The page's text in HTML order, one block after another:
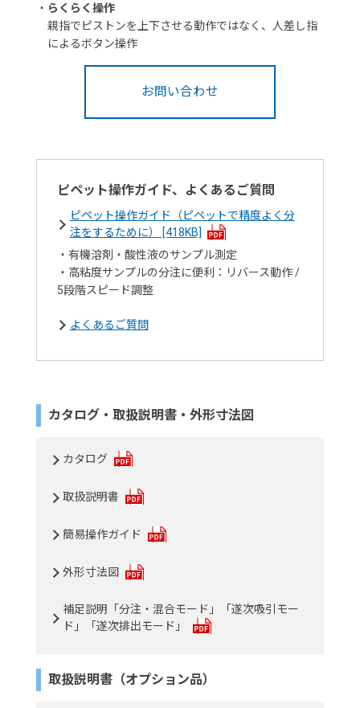
・ らくらく操作
親指でピストンを上下させる動作ではなく、人差し指
によるボタン操作
お問い合わせ
ピペット操作ガイド、よくあるご質問
ピペット操作ガイド（ピペットで精度よく分
注をするために）
[418KB]
・有機溶剤・酸性液のサンプル測定
・高粘度サンプルの分注に便利：リバース動作 /
5段階スピード調整
よくあるご質問
カタログ・取扱説明書・外形寸法図
カタログ
取扱説明書
簡易操作ガイド
外形寸法図
補足説明「分注・混合モード」「遂次吸引モー
ド」「遂次排出モード」
取扱説明書（オプション品）